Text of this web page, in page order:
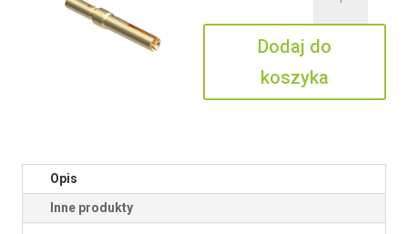
0.2
Dodaj do
koszyka
Opis
Inne produkty